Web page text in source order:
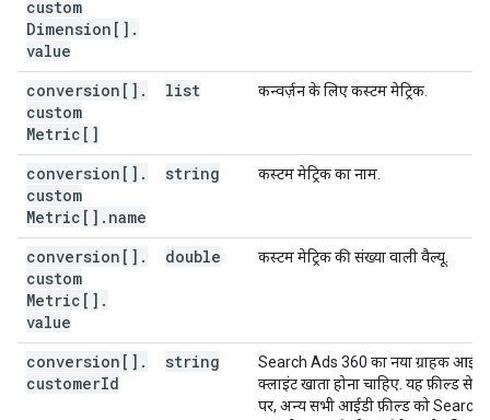
custom
Dimension[] .
value
conversion[] .
custom
Metric[]
list कन्वर्ज़न के लिए कस्टम मेट्रिक.
conversion[] .
custom
Metric[] . name
string कस्टम मेट्रिक का नाम.
conversion[] .
custom
Metric[] .
value
double कस्टम मेट्रिक की संख्या वाली वैल्यू.
conversion[] .
customerId
string
Search Ads 360 का नया ग्राहक
क्लाइंट खाता होना चाहिए. यह फ़ील्ड सेट
पर, अन्य सभी आईडी फ़ील्ड को Search